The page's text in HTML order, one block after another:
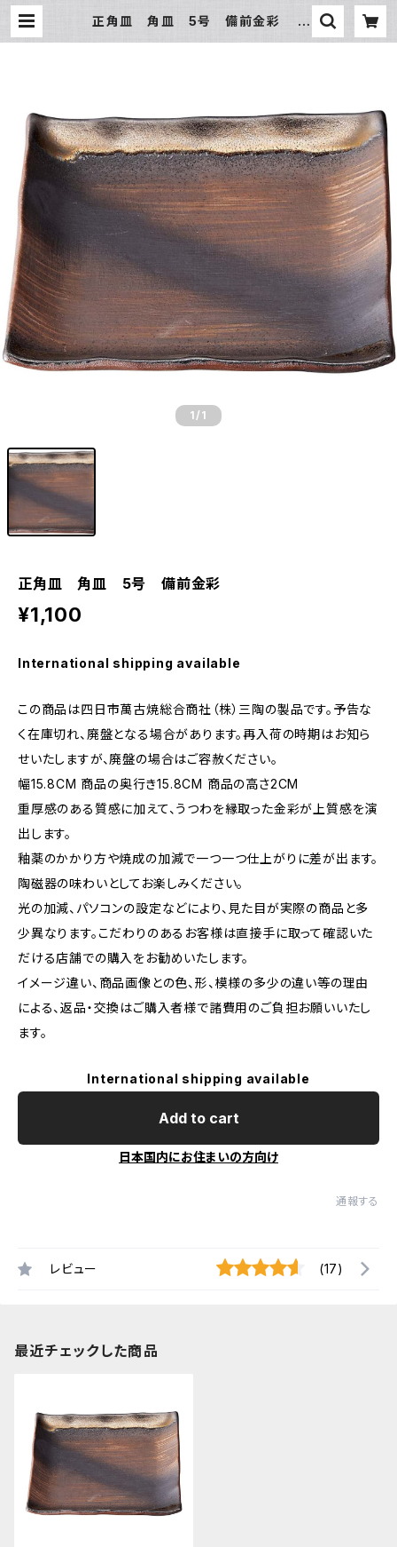
正角皿 角皿 5号 備前金彩 |
1 /1
正角皿 角皿 5号 備前金彩
¥1,100
International shipping available
この商品は四日市萬古焼総合商社（株）三陶の製品です。予告な
く在庫切れ、廃盤となる場合があります。再入荷の時期はお知ら
せいたしますが、廃盤の場合はご容赦ください。
幅15.8CM 商品の奥行き15.8CM 商品の高さ2CM
重厚感のある質感に加えて、うつわを縁取った金彩が上質感を演
出します。
釉薬のかかり方や焼成の加減で一つ一つ仕上がりに差が出ます。
陶磁器の味わいとしてお楽しみください。
光の加減、パソコンの設定などにより、見た目が実際の商品と多
少異なります。こだわりのあるお客様は直接手に取って確認いた
だける店舗での購入をお勧めいたします。
イメージ違い、商品画像との色、形、模様の多少の違い等の理由
による、返品・交換はご購入者様で諸費用のご負担お願いいたし
ます。
International shipping available
Add to cart
日本国内にお住まいの方向け
通報する
レビュー (17)
最近チェックした商品